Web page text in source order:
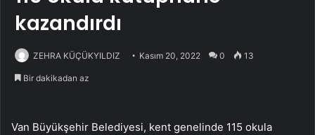
kazandırdı
ZEHRA KÜÇÜKYILDIZ Kasım 20, 2022 0 13
Bir dakikadan az
Van Büyükşehir Belediyesi, kent genelinde 115 okula